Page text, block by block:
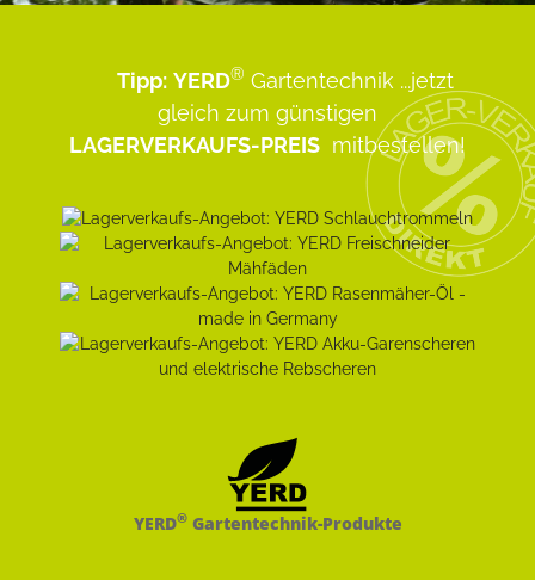
Tipp: YERD® Gartentechnik ...jetzt
gleich zum günstigen
LAGERVERKAUFS-PREIS mitbestellen!
YERD®Gartentechnik-Produkte